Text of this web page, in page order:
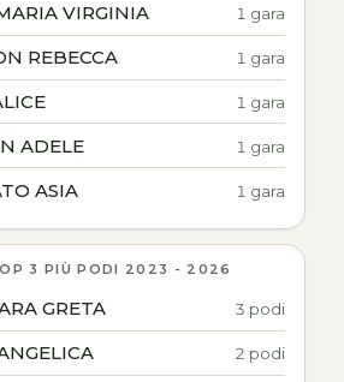
VIRGINIA 1 gara
REBECCA 1 gara
1 gara
ADELE 1 gara
ASIA 1 gara
3 PIÙ PODI 2023 - 2026
GRETA 3 podi
2 podi